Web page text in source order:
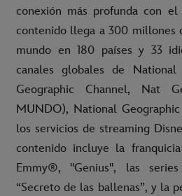
conexión más profunda con
contenido llega a 300 millones
mundo en 180 países y 33
canales globales de National
Geographic Channel, Nat
MUNDO), National
los servicios de streaming
contenido incluye la
Emmy®, "Genius", las
“Secreto de las ballenas”, y la